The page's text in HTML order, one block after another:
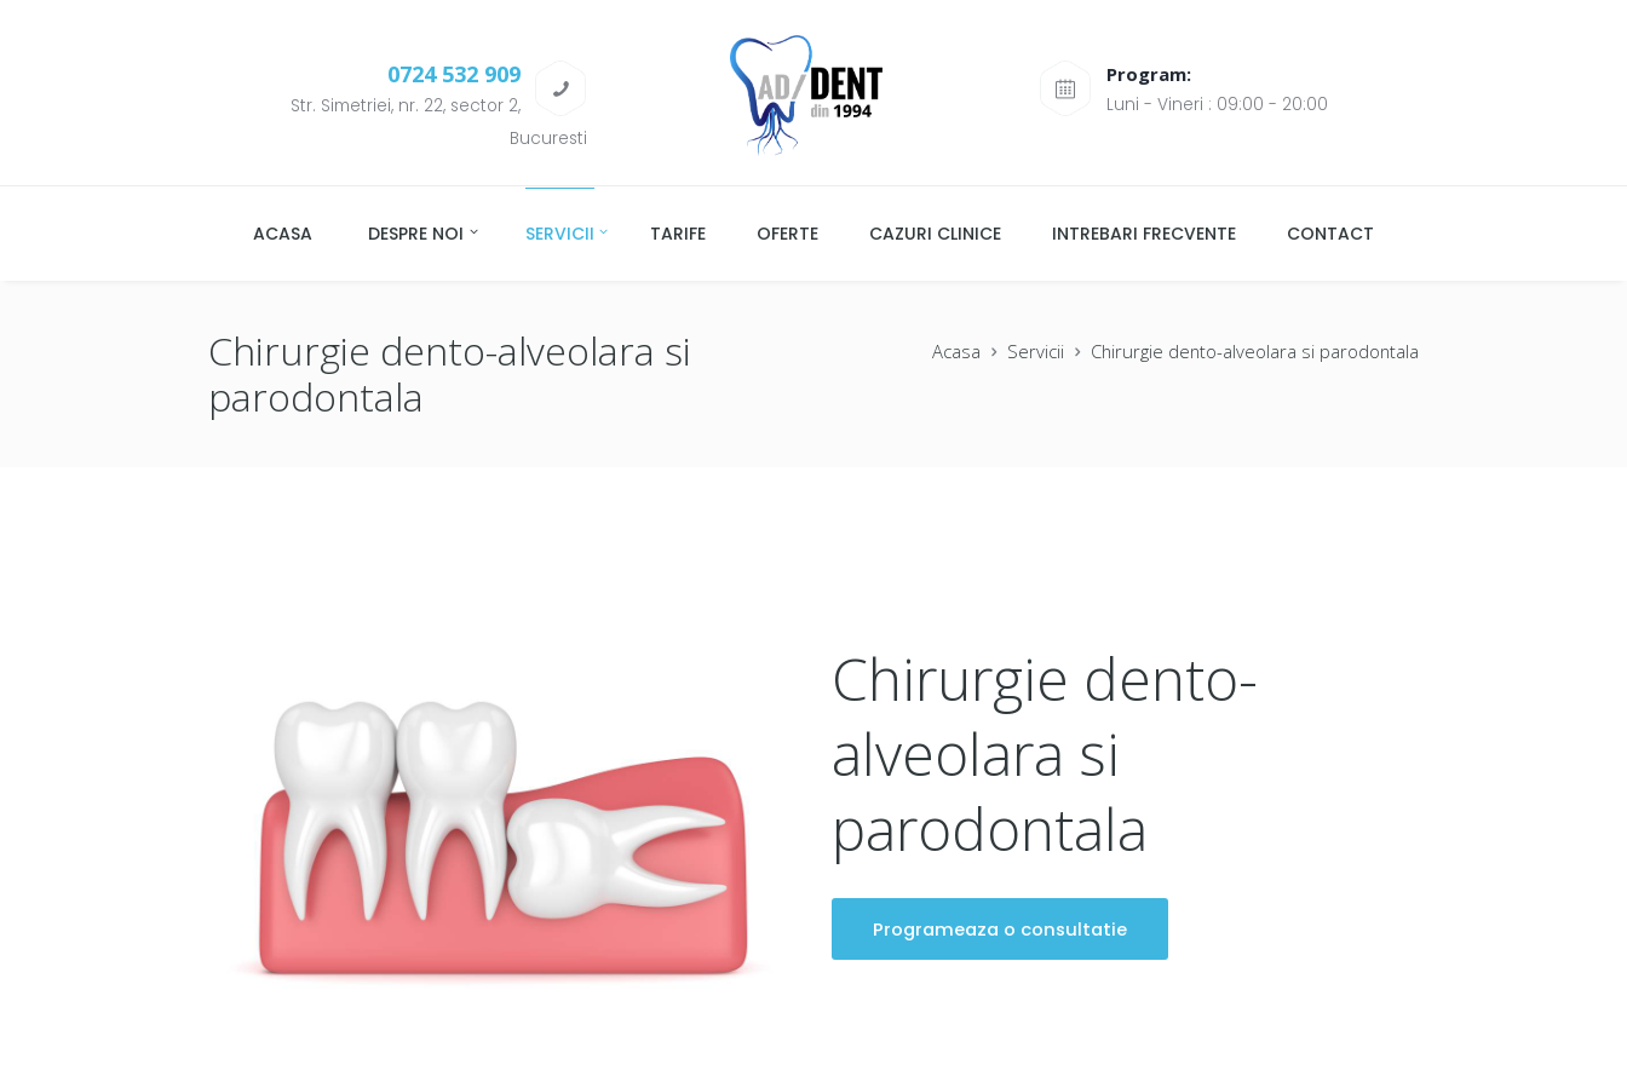
0724 532 909
Str. Simetriei, nr. 22, sector 2,
Bucuresti
Program:
Luni - Vineri : 09:00 - 20:00
ACASA DESPRE NOI SERVICII TARIFE OFERTE CAZURI CLINICE INTREBARI FRECVENTE CONTACT
Chirurgie dento-alveolara si
parodontala
Acasa Servicii Chirurgie dento-alveolara si parodontala
Chirurgie dento-
alveolara si
parodontala
Programeaza o consultatie